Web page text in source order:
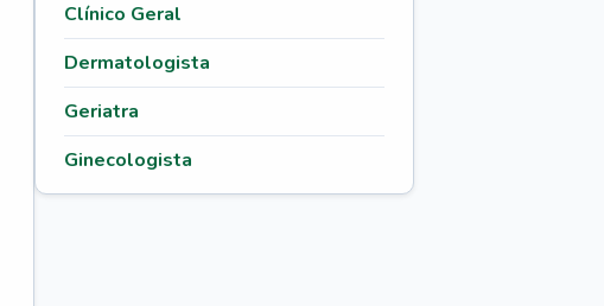
Clínico Geral
Dermatologista
Geriatra
Ginecologista